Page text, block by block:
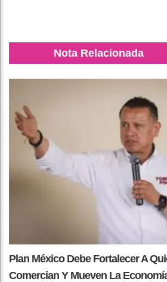
Nota Relacionada
Plan México Debe Fortalecer A
Comercian Y Mueven La